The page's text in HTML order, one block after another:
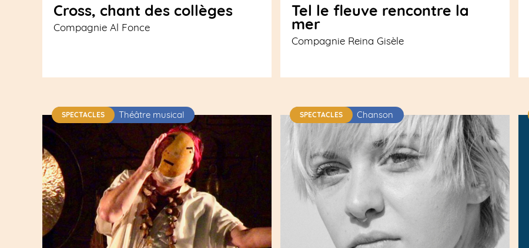
Cross, chant des collèges
Compagnie Al Fonce
Tel le fleuve rencontre la
mer
Compagnie Reina Gisèle
SPECTACLES Théâtre musical SPECTACLES Chanson